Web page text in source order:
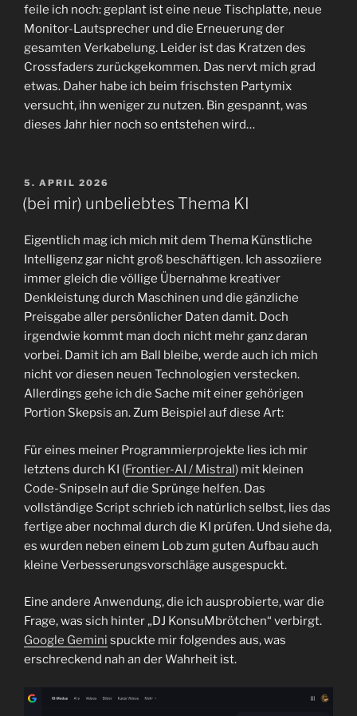
feile ich noch: geplant ist eine neue Tischplatte, neue
Monitor-Lautsprecher und die Erneuerung der
gesamten Verkabelung. Leider ist das Kratzen des
Crossfaders zurückgekommen. Das nervt mich grad
etwas. Daher habe ich beim frischsten Partymix
versucht, ihn weniger zu nutzen. Bin gespannt, was
dieses Jahr hier noch so entstehen wird…
VERÖFFENTLICHT
AM
5. APRIL 2026
(bei mir) unbeliebtes Thema KI
Eigentlich mag ich mich mit dem Thema Künstliche
Intelligenz gar nicht groß beschäftigen. Ich assoziiere
immer gleich die völlige Übernahme kreativer
Denkleistung durch Maschinen und die gänzliche
Preisgabe aller persönlicher Daten damit. Doch
irgendwie kommt man doch nicht mehr ganz daran
vorbei. Damit ich am Ball bleibe, werde auch ich mich
nicht vor diesen neuen Technologien verstecken.
Allerdings gehe ich die Sache mit einer gehörigen
Portion Skepsis an. Zum Beispiel auf diese Art:
Für eines meiner Programmierprojekte lies ich mir
letztens durch KI (Frontier-AI / Mistral) mit kleinen
Code-Snipseln auf die Sprünge helfen. Das
vollständige Script schrieb ich natürlich selbst, lies das
fertige aber nochmal durch die KI prüfen. Und siehe da,
es wurden neben einem Lob zum guten Aufbau auch
kleine Verbesserungsvorschläge ausgespuckt.
Eine andere Anwendung, die ich ausprobierte, war die
Frage, was sich hinter „DJ KonsuMbrötchen“ verbirgt.
Google Gemini spuckte mir folgendes aus, was
erschreckend nah an der Wahrheit ist.